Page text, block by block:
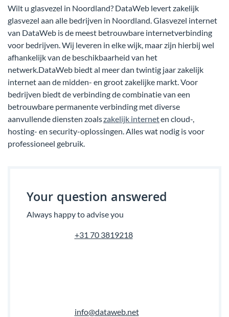
Wilt u glasvezel in Noordland? DataWeb levert zakelijk
glasvezel aan alle bedrijven in Noordland. Glasvezel internet
van DataWeb is de meest betrouwbare internetverbinding
voor bedrijven. Wij leveren in elke wijk, maar zijn hierbij wel
afhankelijk van de beschikbaarheid van het
netwerk.DataWeb biedt al meer dan twintig jaar zakelijk
internet aan de midden- en groot zakelijke markt. Voor
bedrijven biedt de verbinding de combinatie van een
betrouwbare permanente verbinding met diverse
aanvullende diensten zoalszakelijk interneten cloud-,
hosting- en security-oplossingen. Alles wat nodig is voor
professioneel gebruik.
Your question answered
Always happy to advise you
+31 70 3819218
info@dataweb.net